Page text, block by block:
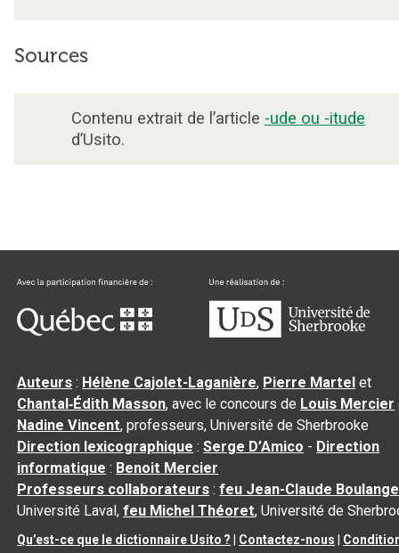
Sources
Contenu extrait de l’article -ude ou -itude
d’Usito.
Auteurs : Hélène Cajolet-Laganière, Pierre Martel et
Chantal‑Édith Masson, avec le concours de Louis Mercier
Nadine Vincent, professeurs, Université de Sherbrooke
Direction lexicographique :Serge D’Amico - Direction
informatique : Benoit Mercier
Professeurs collaborateurs :feu Jean-Claude
Université Laval,feu Michel Théoret, Université de
Qu’est-ce que le dictionnaire Usito ? Contactez-nous